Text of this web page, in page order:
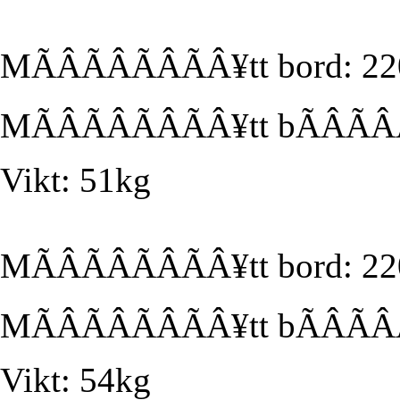
MÃÂÃÂÃÂÃÂ¥tt bord:
MÃÂÃÂÃÂÃÂ¥tt
Vikt: 51kg
MÃÂÃÂÃÂÃÂ¥tt bord:
MÃÂÃÂÃÂÃÂ¥tt
Vikt: 54kg